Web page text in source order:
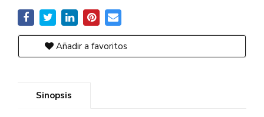
Añadir a favoritos
Sinopsis